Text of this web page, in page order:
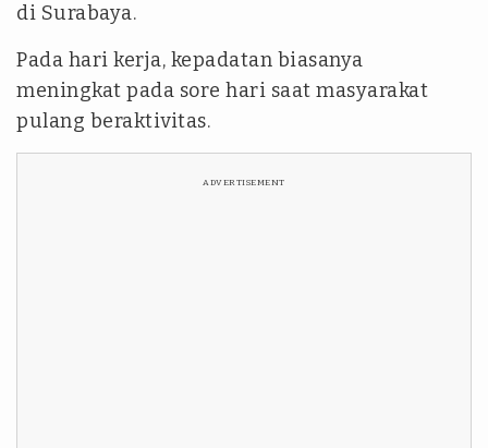
di Surabaya.
Pada hari kerja, kepadatan biasanya
meningkat pada sore hari saat masyarakat
pulang beraktivitas.
ADVERTISEMENT